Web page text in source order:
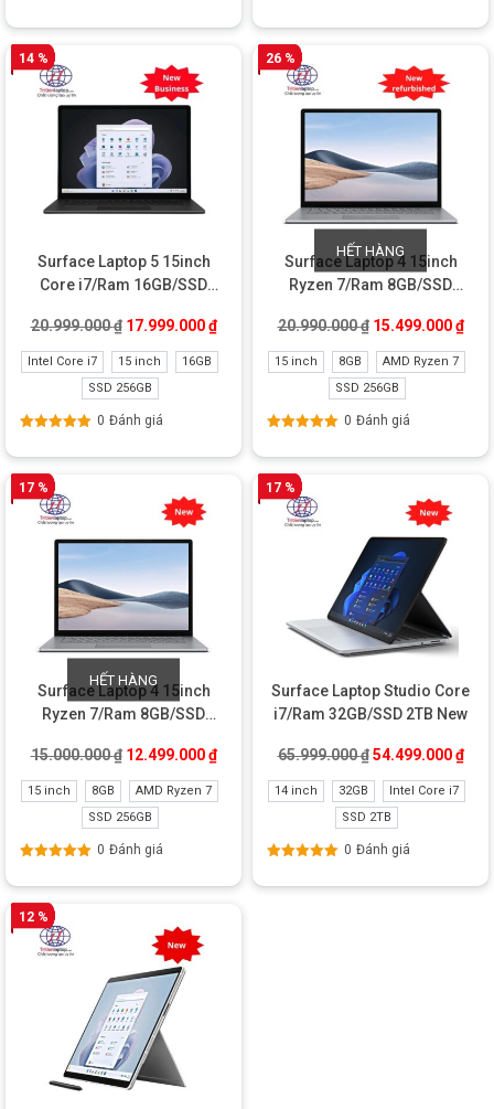
14 %
Surface Laptop 5 15inch
Core i7/Ram 16GB/SSD
20.999.000₫ Giá gốc là: 20.999.000 ₫.
17.999.000₫Giá hiện tại là: 17.999.000 ₫.
Intel Core i7 15 inch
16GB
SSD 256GB
0 Đánh giá
26 %
HẾT HÀNG
Surface Laptop 4 15inch
Ryzen 7/Ram 8GB/SSD
20.990.000₫ Giá gốc là:
15.499.000₫Giá
15 inch 8GB
AMD Ryzen 7
SSD 256GB
0 Đánh giá
17 %
HẾT HÀNG
Surface Laptop 4 15inch
Ryzen 7/Ram 8GB/SSD
15.000.000₫ Giá gốc là: 15.000.000 ₫.
12.499.000₫Giá hiện tại là: 12.499.000 ₫.
15 inch 8GB
AMD Ryzen 7
SSD 256GB
0 Đánh giá
17 %
Surface Laptop Studio Core
i7/Ram 32GB/SSD 2TB New
65.999.000₫ Giá gốc là:
54.499.000₫Giá
14 inch 32GB
Intel Core i7
SSD 2TB
0 Đánh giá
12 %